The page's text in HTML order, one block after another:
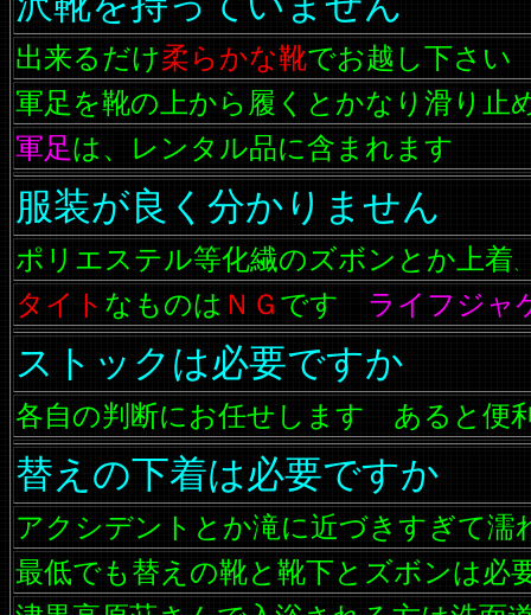
出来るだけ柔らかな靴でお越し下さい
軍足を靴の上から履くとかなり滑り止
軍足は、レンタル品に含まれます
服装が良く分かりません
ポリエステル等化繊のズボンとか上着、
タイト なものは ＮＧ です ライフジャ
ストックは必要ですか
各自の判断にお任せします あると便
替えの下着は必要ですか
アクシデントとか滝に近づきすぎて
最低でも替えの靴と靴下とズボンは必